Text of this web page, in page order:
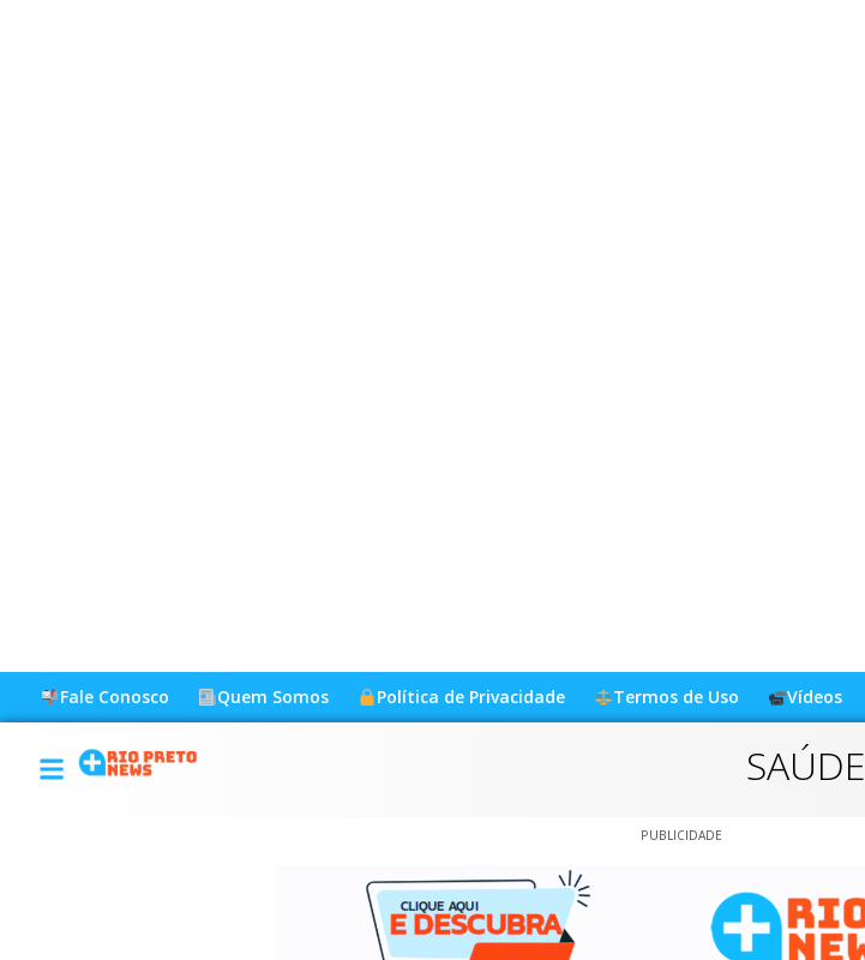
Fale Conosco Quem Somos Política de Privacidade Termos de Uso Vídeos
SAÚDE
PUBLICIDADE